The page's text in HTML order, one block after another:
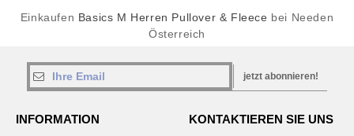
Einkaufen Basics M Herren Pullover & Fleece bei Needen
Österreich
jetzt abonnieren!
INFORMATION KONTAKTIEREN SIE UNS